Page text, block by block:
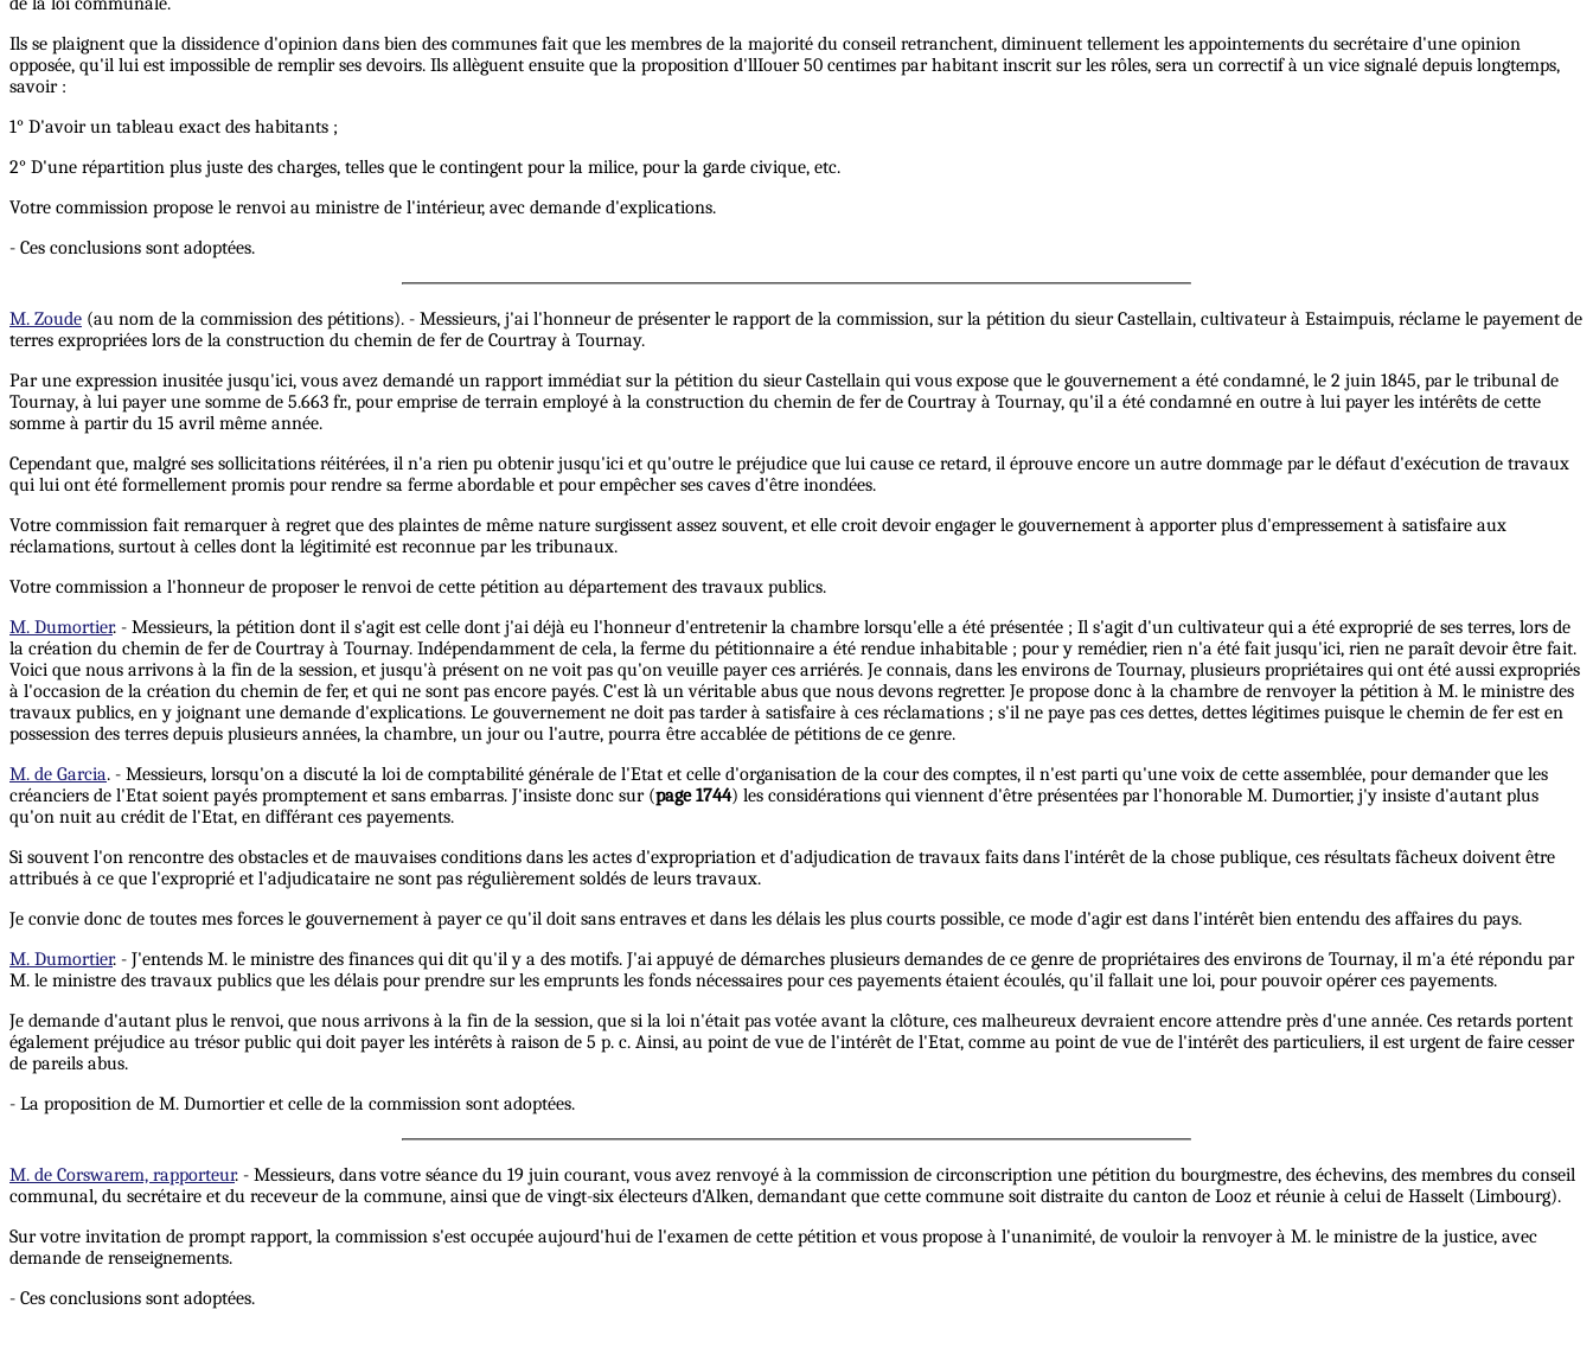
Ils se plaignent que la dissidence d'opinion dans bien des communes fait que les membres de la majorité du conseil retranchent, diminuent tellement les appointements du secrétaire d'une opinion
opposée, qu'il lui est impossible de remplir ses devoirs. Ils allèguent ensuite que la proposition d'llIouer 50 centimes par habitant inscrit sur les rôles, sera un correctif à un vice signalé depuis longtemps,
savoir :
1° D'avoir un tableau exact des habitants ;
2° D'une répartition plus juste des charges, telles que le contingent pour la milice, pour la garde civique, etc.
Votre commission propose le renvoi au ministre de l'intérieur, avec demande d'explications.
- Ces conclusions sont adoptées.
M. Zoude (au nom de la commission des pétitions). - Messieurs, j'ai l'honneur de présenter le rapport de la commission, sur la pétition du sieur Castellain, cultivateur à Estaimpuis, réclame le payement de
terres expropriées lors de la construction du chemin de fer de Courtray à Tournay.
Par une expression inusitée jusqu'ici, vous avez demandé un rapport immédiat sur la pétition du sieur Castellain qui vous expose que le gouvernement a été condamné, le 2 juin 1845, par le tribunal de
Tournay, à lui payer une somme de 5.663 fr., pour emprise de terrain employé à la construction du chemin de fer de Courtray à Tournay, qu'il a été condamné en outre à lui payer les intérêts de cette
somme à partir du 15 avril même année.
Cependant que, malgré ses sollicitations réitérées, il n'a rien pu obtenir jusqu'ici et qu'outre le préjudice que lui cause ce retard, il éprouve encore un autre dommage par le défaut d'exécution de travaux
qui lui ont été formellement promis pour rendre sa ferme abordable et pour empêcher ses caves d'être inondées.
Votre commission fait remarquer à regret que des plaintes de même nature surgissent assez souvent, et elle croit devoir engager le gouvernement à apporter plus d'empressement à satisfaire aux
réclamations, surtout à celles dont la légitimité est reconnue par les tribunaux.
Votre commission a l'honneur de proposer le renvoi de cette pétition au département des travaux publics.
M. Dumortier. - Messieurs, la pétition dont il s'agit est celle dont j'ai déjà eu l'honneur d'entretenir la chambre lorsqu'elle a été présentée ; Il s'agit d'un cultivateur qui a été exproprié de ses terres, lors de
la création du chemin de fer de Courtray à Tournay. Indépendamment de cela, la ferme du pétitionnaire a été rendue inhabitable ; pour y remédier, rien n'a été fait jusqu'ici, rien ne paraît devoir être fait.
Voici que nous arrivons à la fin de la session, et jusqu'à présent on ne voit pas qu'on veuille payer ces arriérés. Je connais, dans les environs de Tournay, plusieurs propriétaires qui ont été aussi expropriés
à l'occasion de la création du chemin de fer, et qui ne sont pas encore payés. C'est là un véritable abus que nous devons regretter. Je propose donc à la chambre de renvoyer la pétition à M. le ministre des
travaux publics, en y joignant une demande d'explications. Le gouvernement ne doit pas tarder à satisfaire à ces réclamations ; s'il ne paye pas ces dettes, dettes légitimes puisque le chemin de fer est en
possession des terres depuis plusieurs années, la chambre, un jour ou l'autre, pourra être accablée de pétitions de ce genre.
M. de Garcia. - Messieurs, lorsqu'on a discuté la loi de comptabilité générale de l'Etat et celle d'organisation de la cour des comptes, il n'est parti qu'une voix de cette assemblée, pour demander que les
créanciers de l'Etat soient payés promptement et sans embarras. J'insiste donc sur (page 1744) les considérations qui viennent d'être présentées par l'honorable M. Dumortier, j'y insiste d'autant plus
qu'on nuit au crédit de l'Etat, en différant ces payements.
Si souvent l'on rencontre des obstacles et de mauvaises conditions dans les actes d'expropriation et d'adjudication de travaux faits dans l'intérêt de la chose publique, ces résultats fâcheux doivent être
attribués à ce que l'exproprié et l'adjudicataire ne sont pas régulièrement soldés de leurs travaux.
Je convie donc de toutes mes forces le gouvernement à payer ce qu'il doit sans entraves et dans les délais les plus courts possible, ce mode d'agir est dans l'intérêt bien entendu des affaires du pays.
M. Dumortier. - J'entends M. le ministre des finances qui dit qu'il y a des motifs. J'ai appuyé de démarches plusieurs demandes de ce genre de propriétaires des environs de Tournay, il m'a été répondu par
M. le ministre des travaux publics que les délais pour prendre sur les emprunts les fonds nécessaires pour ces payements étaient écoulés, qu'il fallait une loi, pour pouvoir opérer ces payements.
Je demande d'autant plus le renvoi, que nous arrivons à la fin de la session, que si la loi n'était pas votée avant la clôture, ces malheureux devraient encore attendre près d'une année. Ces retards portent
également préjudice au trésor public qui doit payer les intérêts à raison de 5 p. c. Ainsi, au point de vue de l'intérêt de l'Etat, comme au point de vue de l'intérêt des particuliers, il est urgent de faire cesser
de pareils abus.
- La proposition de M. Dumortier et celle de la commission sont adoptées.
M. de Corswarem, rapporteur. - Messieurs, dans votre séance du 19 juin courant, vous avez renvoyé à la commission de circonscription une pétition du bourgmestre, des échevins, des membres du conseil
communal, du secrétaire et du receveur de la commune, ainsi que de vingt-six électeurs d'Alken, demandant que cette commune soit distraite du canton de Looz et réunie à celui de Hasselt (Limbourg).
Sur votre invitation de prompt rapport, la commission s'est occupée aujourd'hui de l'examen de cette pétition et vous propose à l'unanimité, de vouloir la renvoyer à M. le ministre de la justice, avec
demande de renseignements.
- Ces conclusions sont adoptées.